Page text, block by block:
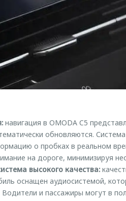
навигация в OMODA C5
обновляются.
о пробках в реальном
на дороге, минимизируя
высокого качества:
оснащен аудиосистемой,
и пассажиры могут в